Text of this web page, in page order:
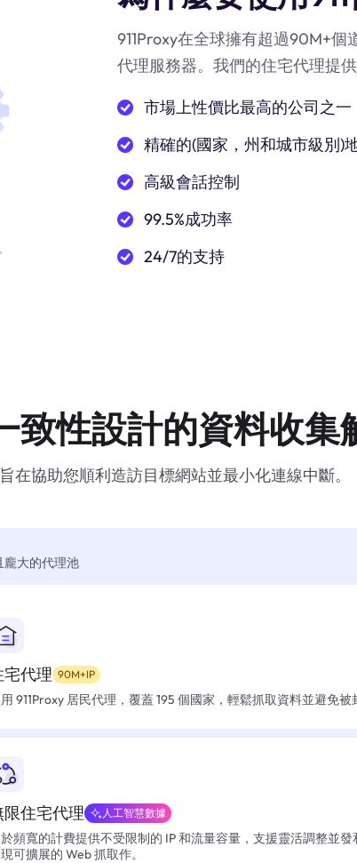
911Proxy在全球擁有超過90M+
代理服務器。我們的住宅代理提
市場上性價比最高的公司之一
精確的(國家，州和城市級別)
高級會話控制
99.5%成功率
24/7的支持
致性設計的資料收集
在協助您順利造訪目標網站並最小化連線中斷。
龐大的代理池
宅代理 90M+IP
911Proxy 居民代理，覆蓋 195 個國家，輕鬆抓取資料並避免被
限住宅代理 人工智慧數據
頻寬的計費提供不受限制的 IP 和流量容量，支援靈活調整並
可擴展的 Web 抓取作。